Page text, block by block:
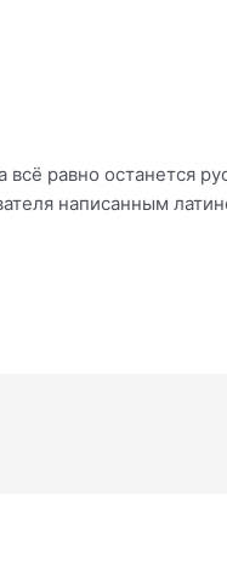
равно останется
написанным